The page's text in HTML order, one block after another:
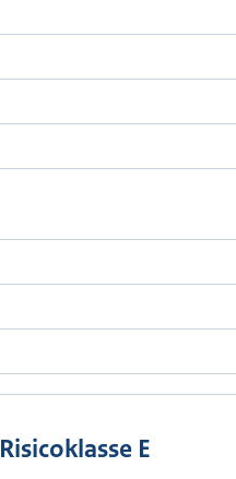
Risicoklasse E